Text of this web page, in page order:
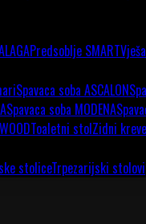
Predsoblje SMART
Spavaca soba ASCALON
Spavaca soba MODENA
Toaletni stolZidni
stoliceTrpezarijski stolovi